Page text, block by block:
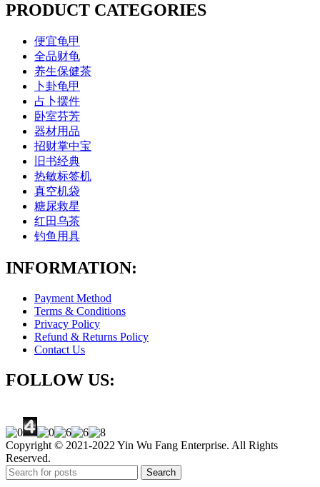
PRODUCT CATEGORIES
便宜龟甲
全品财龟
养生保健茶
卜卦龟甲
占卜摆件
卧室芬芳
器材用品
招财掌中宝
旧书经典
热敏标签机
真空机袋
糖尿救星
红田乌茶
钓鱼用具
INFORMATION:
Payment Method
Terms & Conditions
Privacy Policy
Refund & Returns Policy
Contact Us
FOLLOW US:
Copyright © 2021-2022 Yin Wu Fang Enterprise. All Rights
Reserved.
Search